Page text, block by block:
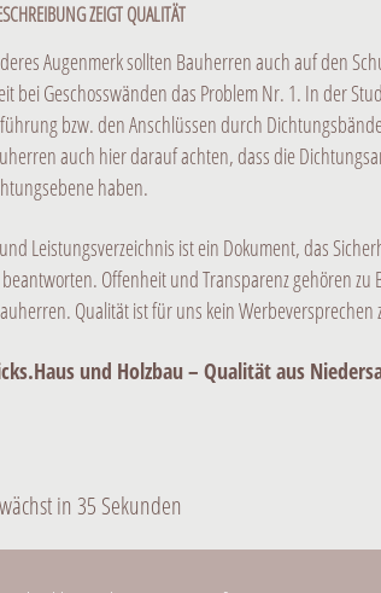
ZEIGT QUALITÄT
Augenmerk sollten Bauherren auch auf den
bei Geschosswänden das Problem Nr. 1. In der
bzw. den Anschlüssen durch
auch hier darauf achten, dass die
haben.
Leistungsverzeichnis ist ein Dokument, das
beantworten. Offenheit und Transparenz gehören
Qualität ist für uns kein
und Holzbau – Qualität aus
in 35 Sekunden